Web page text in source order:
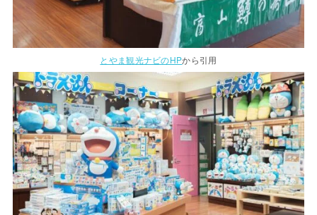
とやま観光ナビのHPから引用